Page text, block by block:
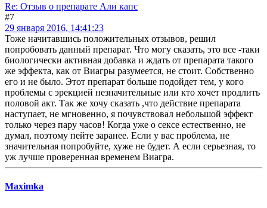
Re: Отзыв о препарате Али капс
#7
29 января 2016, 14:41:23
Тоже начитавшись положительных отзывов, решил
попробовать данный препарат. Что могу сказать, это все -таки
биологически активная добавка и ждать от препарата такого
же эффекта, как от Виагры разумеется, не стоит. Собственно
его и не было. Этот препарат больше подойдет тем, у кого
проблемы с эрекцией незначительные или кто хочет продлить
половой акт. Так же хочу сказать ,что действие препарата
наступает, не мгновенно, я почувствовал небольшой эффект
только через пару часов! Когда уже о сексе естественно, не
думал, поэтому пейте заранее. Если у вас проблема, не
значительная попробуйте, хуже не будет. А если серьезная, то
уж лучше проверенная временем Виагра.
Maximka